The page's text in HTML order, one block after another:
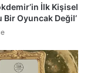
İlk Kişisel
Bir Oyuncak Değil’